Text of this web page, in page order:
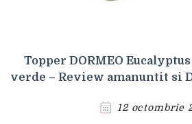
Topper DORMEO Eucalyptus
verde – Review amanuntit si
12 octombrie